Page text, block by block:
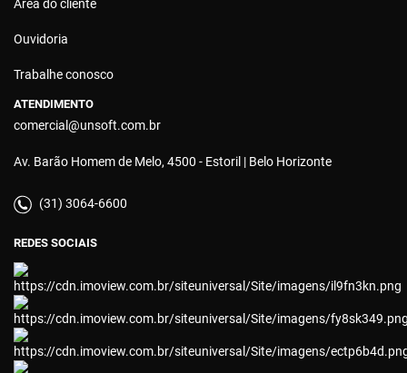
Área do cliente
Ouvidoria
Trabalhe conosco
ATENDIMENTO
comercial@unsoft.com.br
Av. Barão Homem de Melo, 4500 - Estoril | Belo Horizonte
(31) 3064-6600
REDES SOCIAIS